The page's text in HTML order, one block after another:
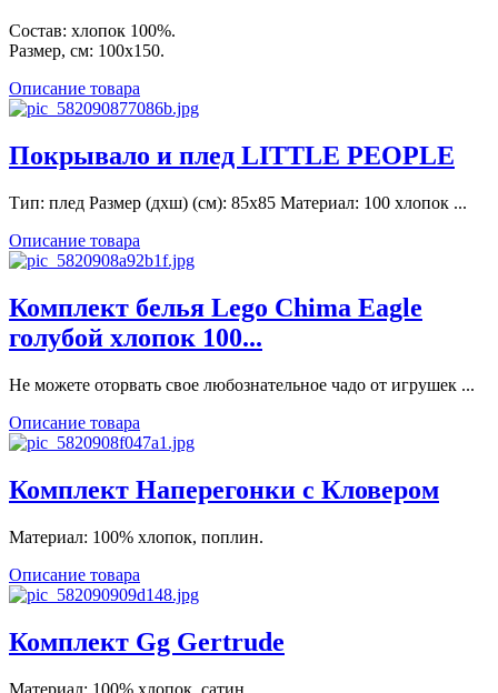
Состав: хлопок 100%.
Размер, см: 100х150.
Описание товара
Покрывало и плед LITTLE PEOPLE
Тип: плед Размер (дхш) (см): 85х85 Материал: 100 хлопок ...
Описание товара
Комплект белья Lego Chima Eagle
голубой хлопок 100...
Не можете оторвать свое любознательное чадо от игрушек ...
Описание товара
Комплект Наперегонки с Кловером
Материал: 100% хлопок, поплин.
Описание товара
Комплект Gg Gertrude
Материал: 100% хлопок, сатин.